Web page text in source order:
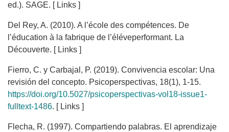
ed.). SAGE. [ Links ]
Del Rey, A. (2010). A l’école des compétences. De
l’éducation à la fabrique de l’éléveperformant. La
Découverte. [ Links ]
Fierro, C. y Carbajal, P. (2019). Convivencia escolar: Una
revisión del concepto. Psicoperspectivas, 18(1), 1-15.
https://doi.org/10.5027/psicoperspectivas-vol18-issue1-
fulltext-1486. [ Links ]
Flecha, R. (1997). Compartiendo palabras. El aprendizaje